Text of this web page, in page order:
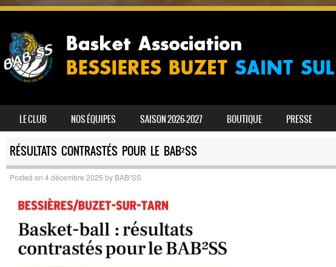
MENU
SKIP TO CONTENT
LE CLUB NOS ÉQUIPES SAISON 2026-2027 BOUTIQUE PRESSE
RÉSULTATS CONTRASTÉS POUR LE BAB²SS
Posted on 4 décembre 2025 by BAB²SS